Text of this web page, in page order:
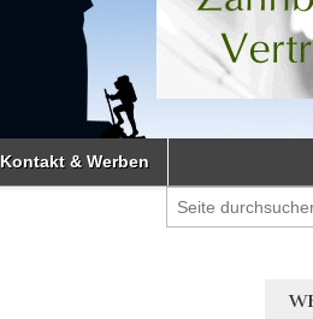
Kontakt & Werben